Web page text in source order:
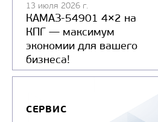
13 июля 2026 г.
КАМАЗ-54901 4×2 на
КПГ — максимум
экономии для вашего
бизнеса!
СЕРВИС